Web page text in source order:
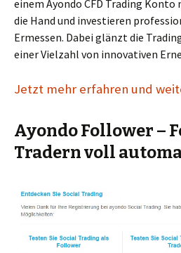
einem Ayondo CFD Trading Konto
die Hand und investieren
Ermessen. Dabei glänzt die
einer Vielzahl von innovativen
Jetzt mehr erfahren und
Ayondo Follower –
Tradern voll